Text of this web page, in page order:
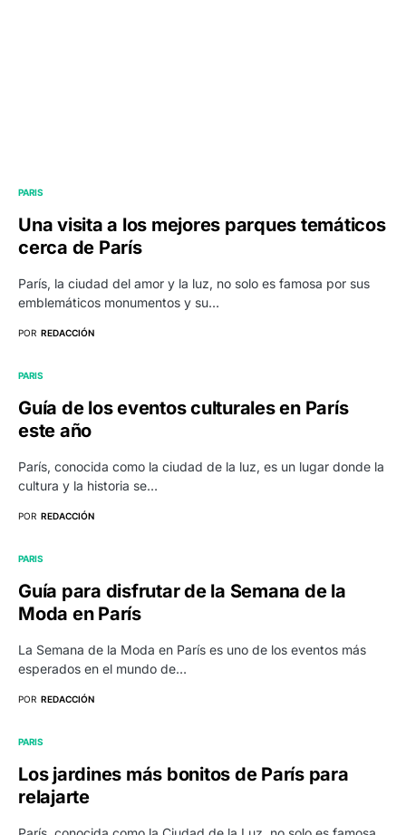
PARIS
Una visita a los mejores parques temáticos
cerca de París
París, la ciudad del amor y la luz, no solo es famosa por sus
emblemáticos monumentos y su…
POR REDACCIÓN
PARIS
Guía de los eventos culturales en París
este año
París, conocida como la ciudad de la luz, es un lugar donde la
cultura y la historia se…
POR REDACCIÓN
PARIS
Guía para disfrutar de la Semana de la
Moda en París
La Semana de la Moda en París es uno de los eventos más
esperados en el mundo de…
POR REDACCIÓN
PARIS
Los jardines más bonitos de París para
relajarte